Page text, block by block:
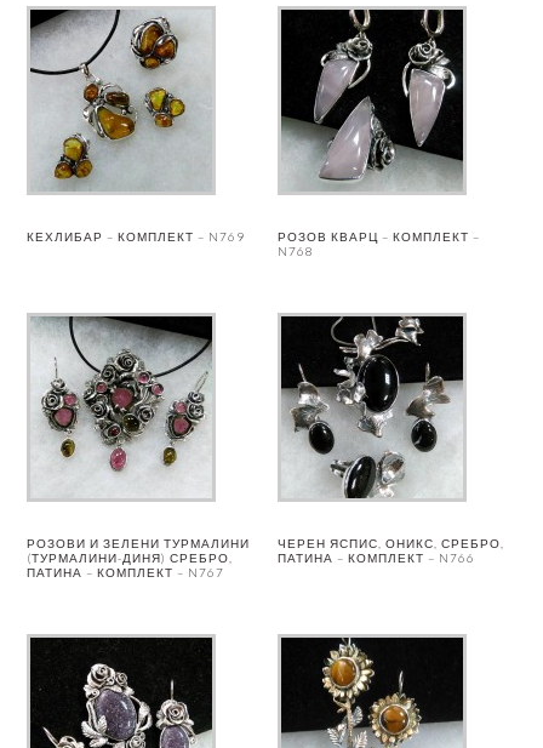
КЕХЛИБАР – КОМПЛЕКТ – N769
РОЗОВ КВАРЦ – КОМПЛЕКТ –
N768
РОЗОВИ И ЗЕЛЕНИ ТУРМАЛИНИ
(ТУРМАЛИНИ-ДИНЯ) СРЕБРО,
ПАТИНА – КОМПЛЕКТ – N767
ЧЕРЕН ЯСПИС, ОНИКС, СРЕБРО,
ПАТИНА – КОМПЛЕКТ – N766